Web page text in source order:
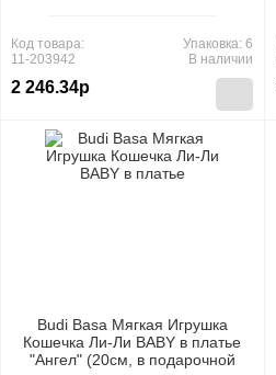
Код товара:
11-203942
2 246.34р
Упаковка: 6
В наличии
Budi Basa Мягкая Игрушка
Кошечка Ли-Ли BABY в платье
"Ангел" (20см, в подарочной